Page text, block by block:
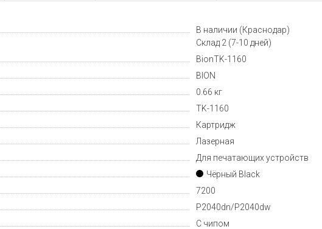
В наличии (Краснодар)
Склад 2 (7-10 дней)
BionTK-1160
BION
0.66 кг
TK-1160
Картридж
Лазерная
Для печатающих устройств
Чёрный Black
7200
P2040dn/P2040dw
С чипом